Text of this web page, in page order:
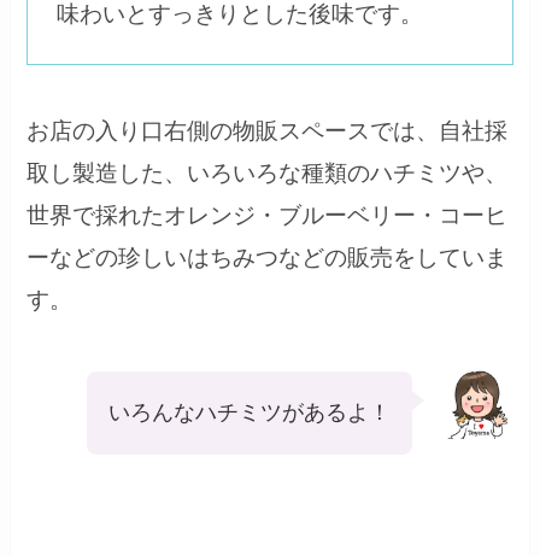
味わいとすっきりとした後味です。
お店の入り口右側の物販スペースでは、自社採
取し製造した、いろいろな種類のハチミツや、
世界で採れたオレンジ・ブルーベリー・コーヒ
ーなどの珍しいはちみつなどの販売をしていま
す。
いろんなハチミツがあるよ！